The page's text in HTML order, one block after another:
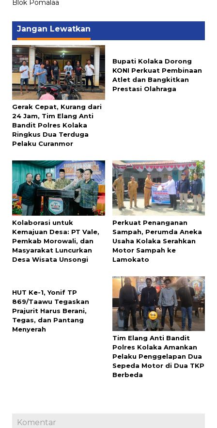
Blok Pomalaa
Jangan Lewatkan
Gerak Cepat, Kurang dari
24 Jam, Tim Elang Anti
Bandit Polres Kolaka
Ringkus Dua Terduga
Pelaku Curanmor
Bupati Kolaka Dorong
KONI Perkuat Pembinaan
Atlet dan Bangkitkan
Prestasi Olahraga
Kolaborasi untuk
Kemajuan Desa: PT Vale,
Pemkab Morowali, dan
Masyarakat Luncurkan
Desa Wisata Unsongi
Perkuat Penanganan
Sampah, Perumda Aneka
Usaha Kolaka Serahkan
Motor Sampah ke
Lamokato
HUT Ke-1, Yonif TP
869/Taawu Tegaskan
Prajurit Harus Berani,
Tegas, dan Pantang
Menyerah
Tim Elang Anti Bandit
Polres Kolaka Amankan
Pelaku Penggelapan Dua
Sepeda Motor di Dua TKP
Berbeda
Komentar